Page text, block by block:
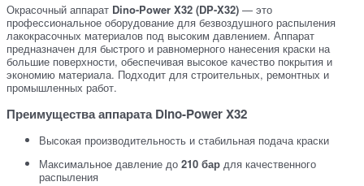
Окрасочный аппарат Dino-Power X32 (DP-X32) — это
профессиональное оборудование для безвоздушного распыления
лакокрасочных материалов под высоким давлением. Аппарат
предназначен для быстрого и равномерного нанесения краски на
большие поверхности, обеспечивая высокое качество покрытия и
экономию материала. Подходит для строительных, ремонтных и
промышленных работ.
Преимущества аппарата Dino-Power X32
Высокая производительность и стабильная подача краски
Максимальное давление до 210 бар для качественного
распыления